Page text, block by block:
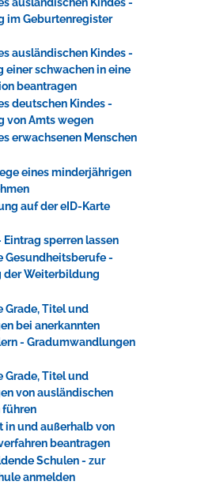
im Geburtenregister
ausländischen Kindes -
einer schwachen in eine
beantragen
deutschen Kindes -
von Amts wegen
erwachsenen Menschen
eines minderjährigen
auf der eID-Karte
sperren lassen
Gesundheitsberufe -
der Weiterbildung
Grade, Titel und
bei anerkannten
- Gradumwandlungen
Grade, Titel und
von ausländischen
führen
in und außerhalb von
beantragen
Schulen - zur
anmelden